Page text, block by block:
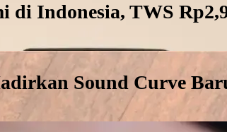
di Indonesia, TWS
Sound Curve